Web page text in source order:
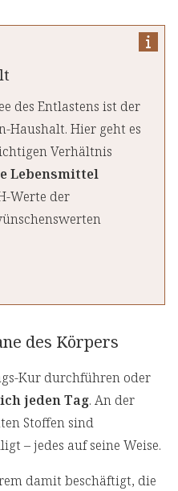
des Entlastens ist der
Haushalt. Hier geht es
Verhältnis
Lebensmittel
Werte der
des Körpers
Kur durchführen oder
jeden Tag. An der
Stoffen sind
– jedes auf seine Weise.
damit beschäftigt, die